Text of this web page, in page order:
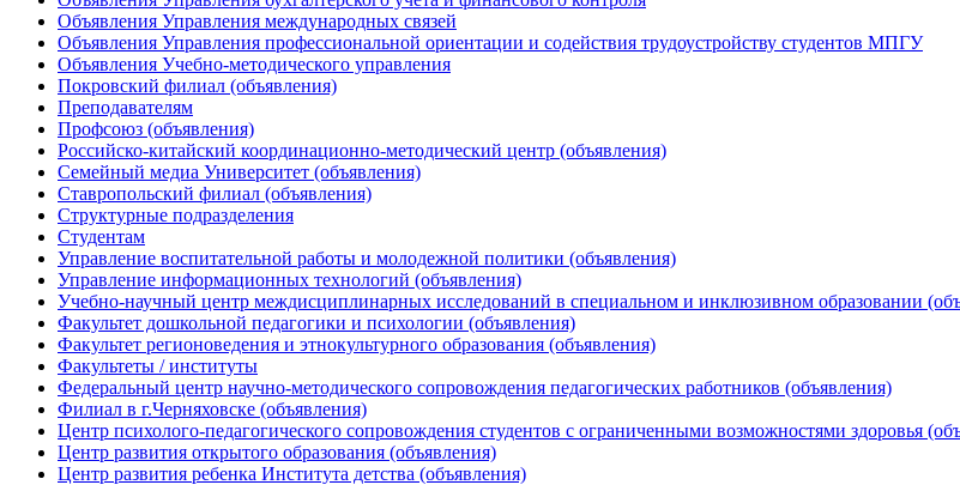
Объявления Управления международных связей
Объявления Управления профессиональной ориентации и содействия трудоустройству студентов МПГУ
Объявления Учебно-методического управления
Покровский филиал (объявления)
Преподавателям
Профсоюз (объявления)
Российско-китайский координационно-методический центр (объявления)
Семейный медиа Университет (объявления)
Ставропольский филиал (объявления)
Структурные подразделения
Студентам
Управление воспитательной работы и молодежной политики (объявления)
Управление информационных технологий (объявления)
Учебно-научный центр междисциплинарных исследований в специальном и инклюзивном образовании
Факультет дошкольной педагогики и психологии (объявления)
Факультет регионоведения и этнокультурного образования (объявления)
Факультеты / институты
Федеральный центр научно-методического сопровождения педагогических работников (объявления)
Филиал в г.Черняховске (объявления)
Центр психолого-педагогического сопровождения студентов с ограниченными возможностями здоровья
Центр развития открытого образования (объявления)
Центр развития ребенка Института детства (объявления)